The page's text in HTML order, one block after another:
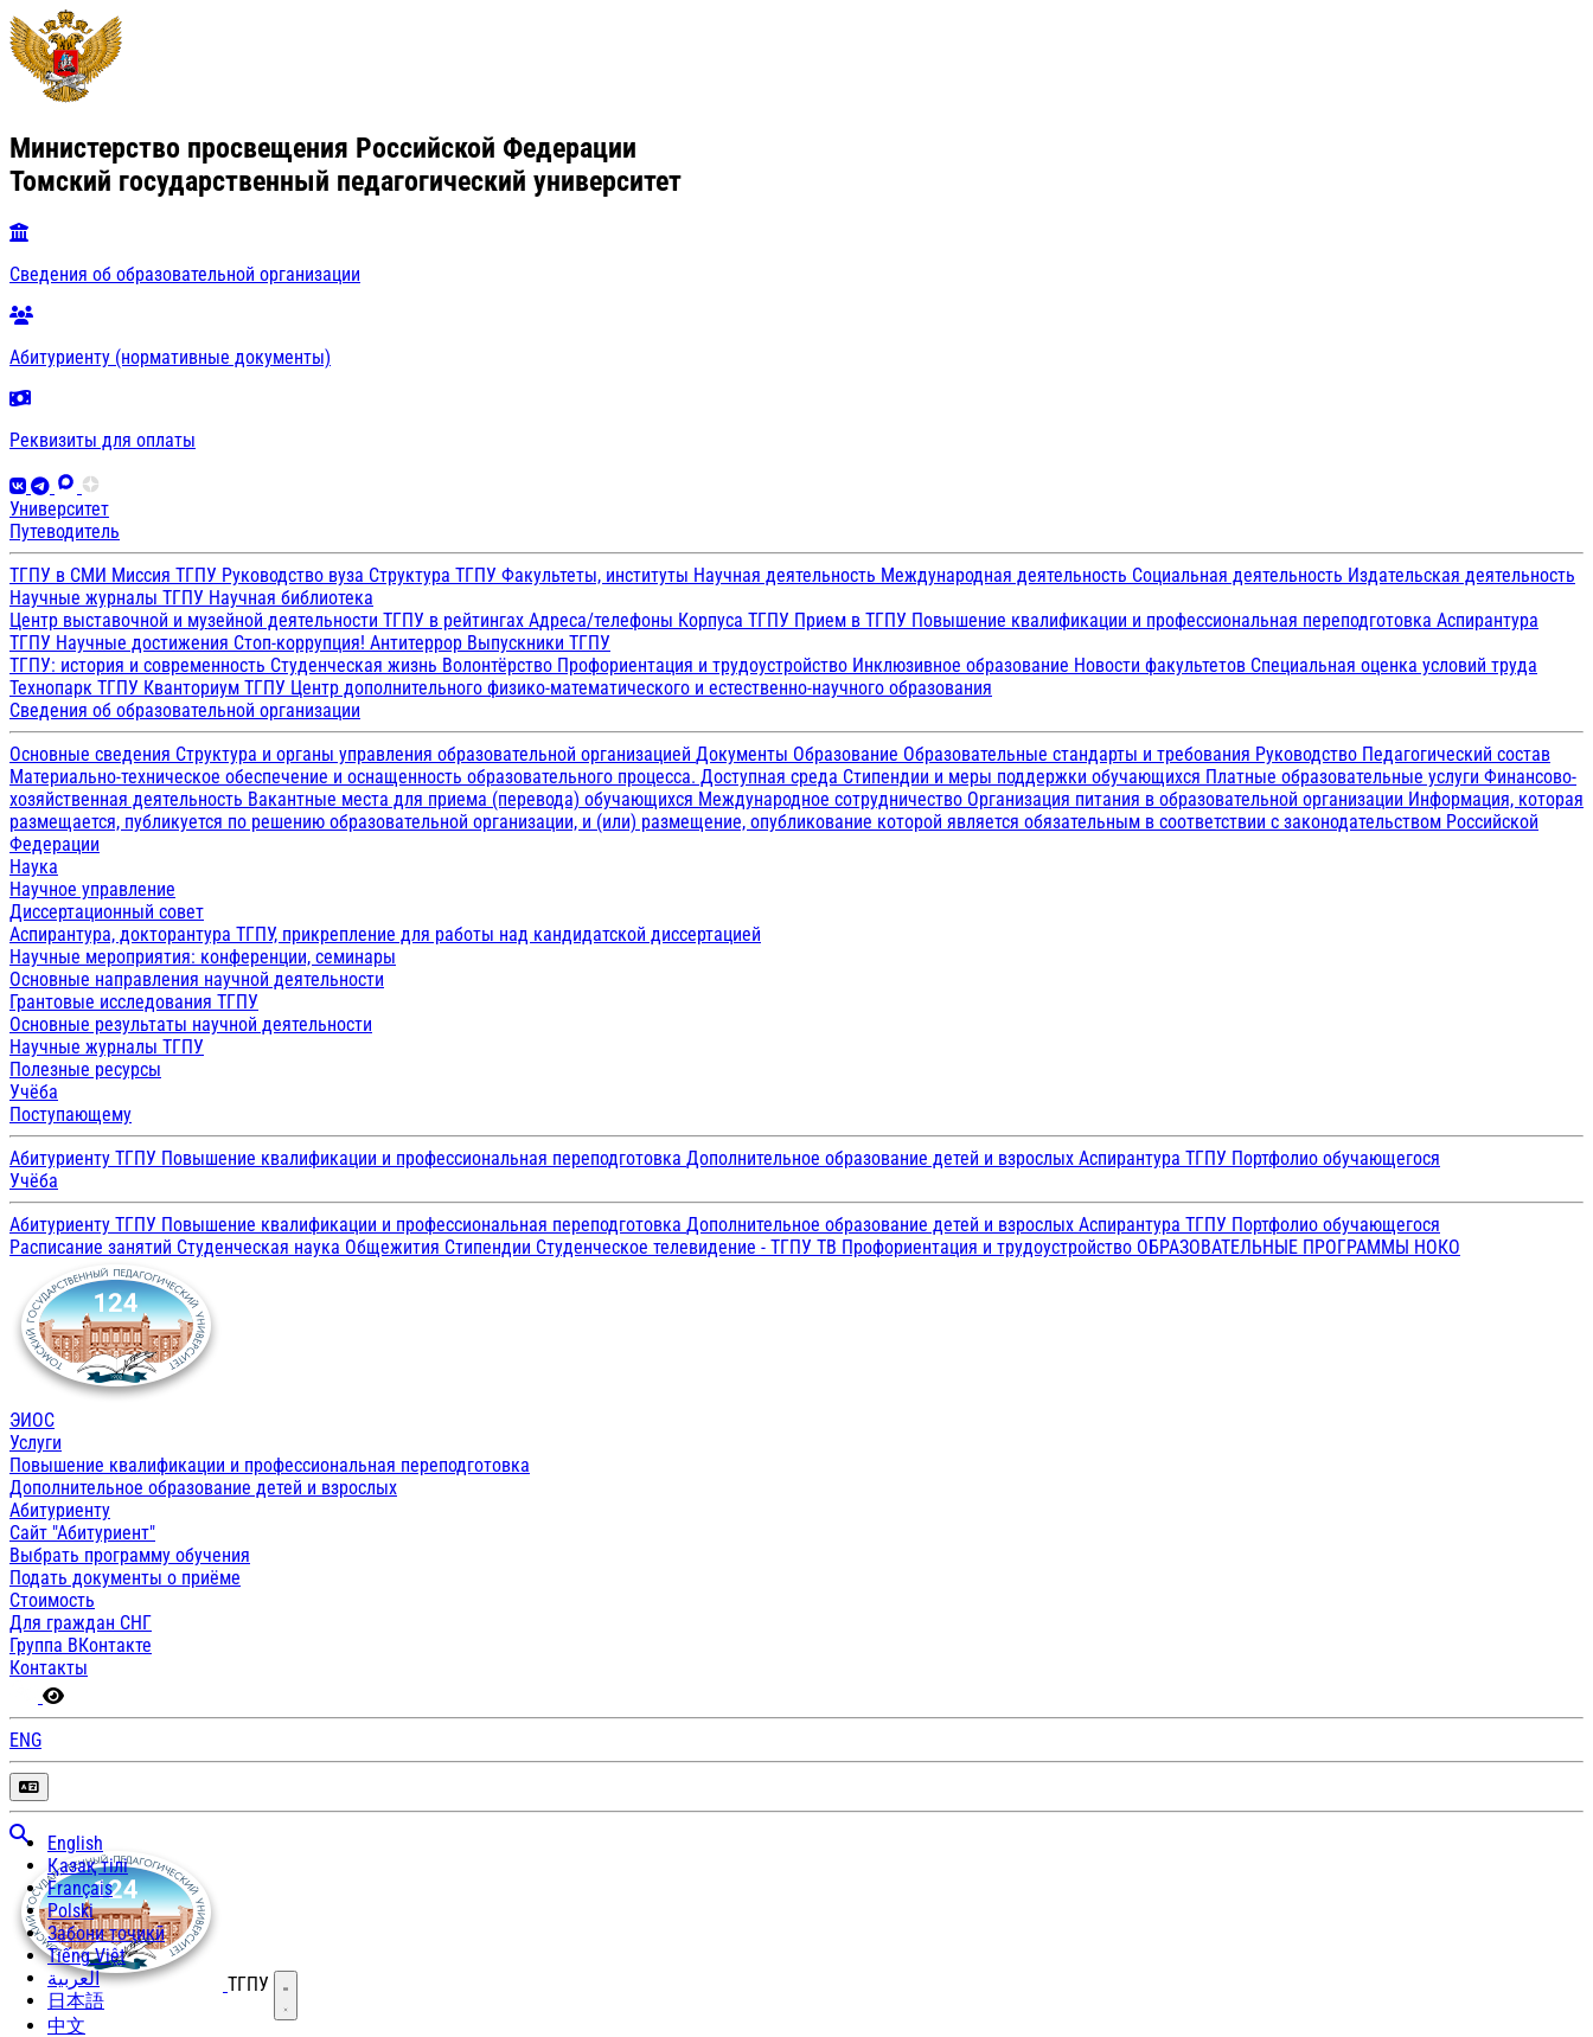
Министерство просвещения Российской Федерации
Томский государственный педагогический университет
Сведения об образовательной организации
Абитуриенту (нормативные документы)
Реквизиты для оплаты
Университет
Путеводитель
ТГПУ в СМИ Миссия ТГПУ Руководство вуза Структура ТГПУ Факультеты, институты Научная деятельность Международная деятельность Социальная деятельность Издательская деятельность
Научные журналы ТГПУ Научная библиотека
Центр выставочной и музейной деятельности ТГПУ в рейтингах Адреса/телефоны Корпуса ТГПУ Прием в ТГПУ Повышение квалификации и профессиональная переподготовка Аспирантура
ТГПУ Научные достижения Стоп-коррупция! Антитеррор Выпускники ТГПУ
ТГПУ: история и современность Студенческая жизнь Волонтёрство Профориентация и трудоустройство Инклюзивное образование Новости факультетов Специальная оценка условий труда
Технопарк ТГПУ Кванториум ТГПУ Центр дополнительного физико-математического и естественно-научного образования
Сведения об образовательной организации
Основные сведения Структура и органы управления образовательной организацией Документы Образование Образовательные стандарты и требования Руководство Педагогический состав
Материально-техническое обеспечение и оснащенность образовательного процесса. Доступная среда Стипендии и меры поддержки обучающихся Платные образовательные услуги Финансово-
хозяйственная деятельность Вакантные места для приема (перевода) обучающихся Международное сотрудничество Организация питания в образовательной организации Информация, которая
размещается, публикуется по решению образовательной организации, и (или) размещение, опубликование которой является обязательным в соответствии с законодательством Российской
Федерации
Наука
Научное управление
Диссертационный совет
Аспирантура, докторантура ТГПУ, прикрепление для работы над кандидатской диссертацией
Научные мероприятия: конференции, семинары
Основные направления научной деятельности
Грантовые исследования ТГПУ
Основные результаты научной деятельности
Научные журналы ТГПУ
Полезные ресурсы
Учёба
Поступающему
Абитуриенту ТГПУ Повышение квалификации и профессиональная переподготовка Дополнительное образование детей и взрослых Аспирантура ТГПУ Портфолио обучающегося
Учёба
Абитуриенту ТГПУ Повышение квалификации и профессиональная переподготовка Дополнительное образование детей и взрослых Аспирантура ТГПУ Портфолио обучающегося
Расписание занятий Студенческая наука Общежития Стипендии Студенческое телевидение - ТГПУ ТВ Профориентация и трудоустройство ОБРАЗОВАТЕЛЬНЫЕ ПРОГРАММЫ НОКО
ЭИОС
Услуги
Повышение квалификации и профессиональная переподготовка
Дополнительное образование детей и взрослых
Абитуриенту
Сайт "Абитуриент"
Выбрать программу обучения
Подать документы о приёме
Стоимость
Для граждан СНГ
Группа ВКонтакте
Контакты
ENG
English
Қазақ тілі
Français
Polski
Забони тоҷикӣ
Tiếng Việt
العربية
日本語
中文
ТГПУ Открыть меню